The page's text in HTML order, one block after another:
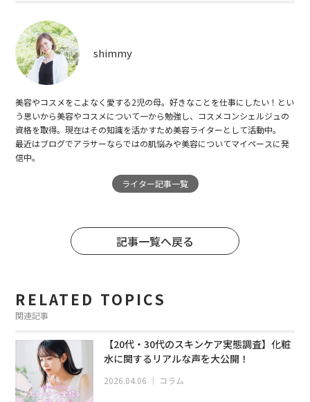
shimmy
美容やコスメをこよなく愛する2児の母。好きなことを仕事にしたい！とい
う思いから美容やコスメについて一から勉強し、コスメコンシェルジュの
資格を取得。現在はその知識を活かすため美容ライターとして活動中。
最近はブログでアラサーならではの肌悩みや美容についてマイペースに発
信中。
ライター記事一覧
記事一覧へ戻る
RELATED TOPICS
関連記事
【20代・30代のスキンケア実態調査】化粧
水に関するリアルな声を大公開！
2026.04.06 ｜ コラム